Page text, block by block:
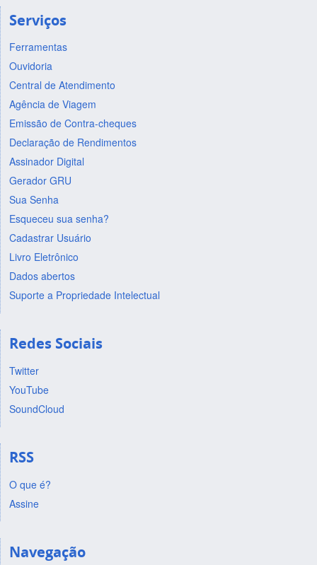
Serviços
Ferramentas
Ouvidoria
Central de Atendimento
Agência de Viagem
Emissão de Contra-cheques
Declaração de Rendimentos
Assinador Digital
Gerador GRU
Sua Senha
Esqueceu sua senha?
Cadastrar Usuário
Livro Eletrônico
Dados abertos
Suporte a Propriedade Intelectual
Redes Sociais
Twitter
YouTube
SoundCloud
RSS
O que é?
Assine
Navegação